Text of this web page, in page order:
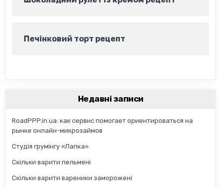
Печінковий торт рецепт
Недавні записи
RoadPPP.in.ua: как сервис помогает ориентироваться на
рынке онлайн-микрозаймов
Студія грумінгу «Лапка»
Скільки варити пельмені
Скільки варити вареники заморожені